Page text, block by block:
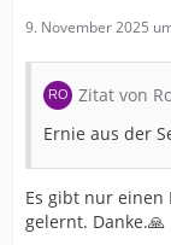
9. November 2025
Zitat von
Ernie aus der
Es gibt nur einen
gelernt. Danke.🙏